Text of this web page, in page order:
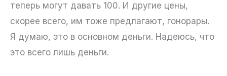
теперь могут давать 100. И другие цены,
скорее всего, им тоже предлагают, гонорары.
Я думаю, это в основном деньги. Надеюсь, что
это всего лишь деньги.